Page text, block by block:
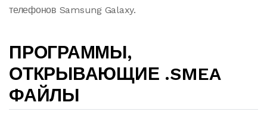
телефонов Samsung Galaxy.
ПРОГРАММЫ,
ОТКРЫВАЮЩИЕ .SMEA
ФАЙЛЫ